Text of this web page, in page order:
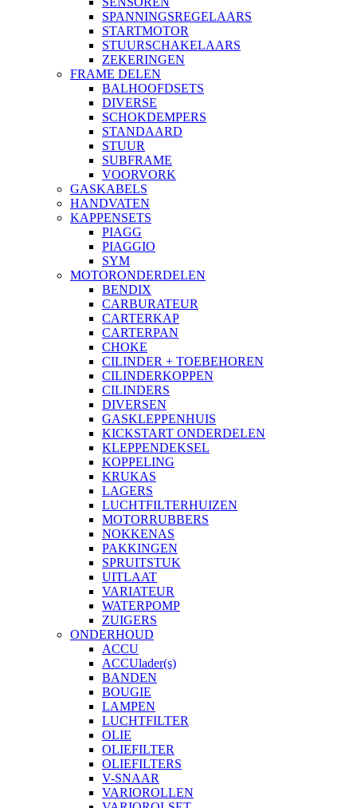
SPANNINGSREGELAARS
STARTMOTOR
STUURSCHAKELAARS
ZEKERINGEN
FRAME DELEN
BALHOOFDSETS
DIVERSE
SCHOKDEMPERS
STANDAARD
STUUR
SUBFRAME
VOORVORK
GASKABELS
HANDVATEN
KAPPENSETS
PIAGG
PIAGGIO
SYM
MOTORONDERDELEN
BENDIX
CARBURATEUR
CARTERKAP
CARTERPAN
CHOKE
CILINDER + TOEBEHOREN
CILINDERKOPPEN
CILINDERS
DIVERSEN
GASKLEPPENHUIS
KICKSTART ONDERDELEN
KLEPPENDEKSEL
KOPPELING
KRUKAS
LAGERS
LUCHTFILTERHUIZEN
MOTORRUBBERS
NOKKENAS
PAKKINGEN
SPRUITSTUK
UITLAAT
VARIATEUR
WATERPOMP
ZUIGERS
ONDERHOUD
ACCU
ACCUlader(s)
BANDEN
BOUGIE
LAMPEN
LUCHTFILTER
OLIE
OLIEFILTER
OLIEFILTERS
V-SNAAR
VARIOROLLEN